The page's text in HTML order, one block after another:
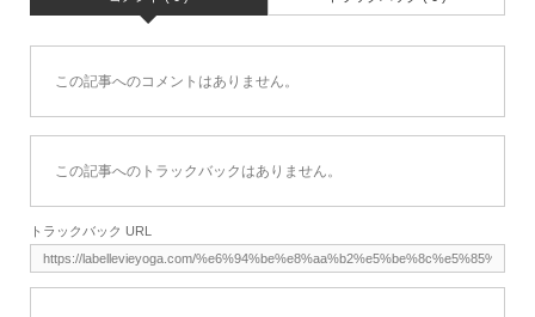
この記事へのコメントはありません。
この記事へのトラックバックはありません。
トラックバック URL